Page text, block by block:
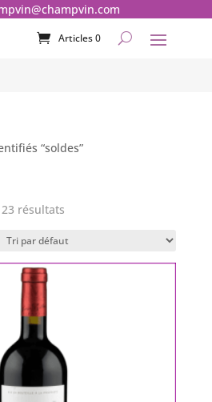
Articles 0
“soldes”
résultats